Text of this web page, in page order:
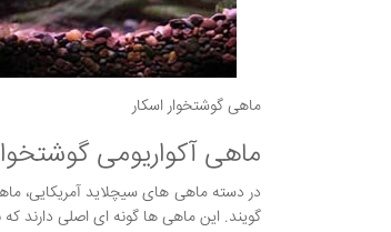
ماهی گوشتخوار اسکار
ماهی آکواریومی
در دسته ماهی های سیچلاید آمریکایی،
گویند. این ماهی ها گونه ای اصلی دارند